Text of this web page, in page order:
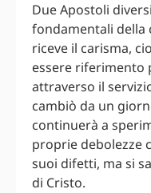
Due Apostoli
fondamentali della
riceve il carisma,
essere riferimento
attraverso il
cambiò da un
continuerà a
proprie debolezze
suoi difetti, ma si
di Cristo.